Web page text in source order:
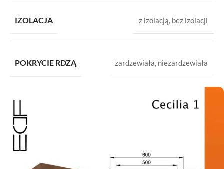
IZOLACJA z izolacją, bez izolacji
POKRYCIE RDZĄ zardzewiała, niezardzewiała